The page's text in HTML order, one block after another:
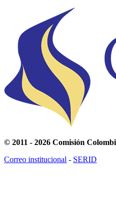
© 2011 - 2026 Comisión
Correo institucional - SERID